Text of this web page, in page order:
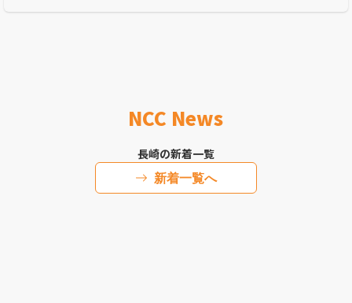
NCC News
長崎の新着一覧
新着一覧へ